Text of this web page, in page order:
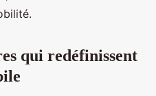
qui redéfinissent